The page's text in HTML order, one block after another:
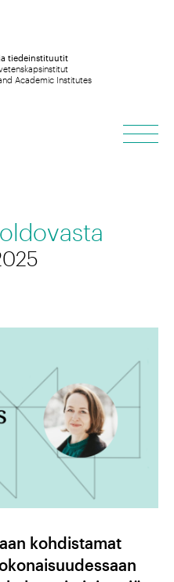
tiedeinstituutit
Academic Institutes
kohdistamat